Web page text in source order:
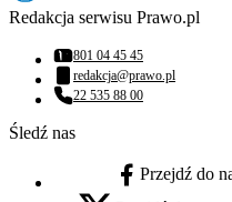
Redakcja serwisu Prawo.pl
Numer telefonu:
801 04 45 45
Adres email:
redakcja@prawo.pl
Numer telefonu:
22 535 88 00
Śledź nas
facebook - otwiera
Przejdź do